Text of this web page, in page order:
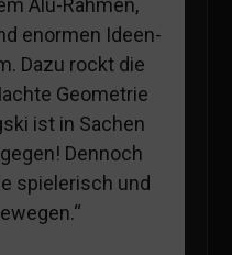
Alu-Rahmen,
enormen Ideen-
Dazu rockt die
Geometrie
ist in Sachen
Dennoch
spielerisch und